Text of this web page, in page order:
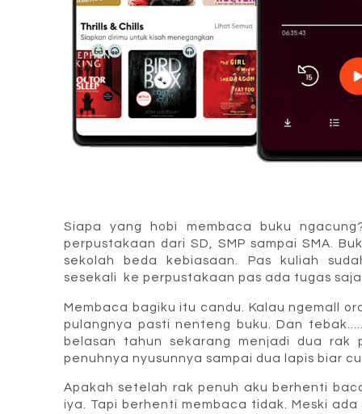
Siapa yang hobi membaca buku
perpustakaan dari SD, SMP sampai SMA.
sekolah beda kebiasaan. Pas kuliah
sesekali ke perpustakaan pas ada tugas
Membaca bagiku itu candu. Kalau ngemall
pulangnya pasti nenteng buku. Dan
belasan tahun sekarang menjadi dua rak
penuhnya nyusunnya sampai dua lapis biar
Apakah setelah rak penuh aku berhenti
iya. Tapi berhenti membaca tidak. Meski